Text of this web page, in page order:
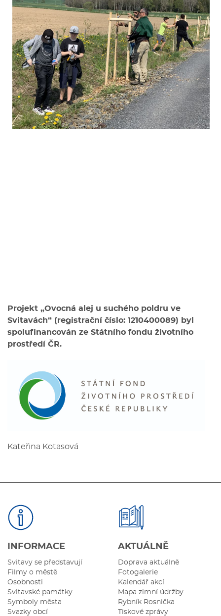
Projekt „Ovocná alej u suchého poldru ve
Svitavách“ (registrační číslo: 1210400089) byl
spolufinancován ze Státního fondu životního
prostředí ČR.
Kateřina Kotasová
INFORMACE
Svitavy se představují
Filmy o městě
Osobnosti
Svitavské památky
Symboly města
Svazky obcí
AKTUÁLNĚ
Doprava aktuálně
Fotogalerie
Kalendář akcí
Mapa zimní údržby
Rybník Rosnička
Tiskové zprávy